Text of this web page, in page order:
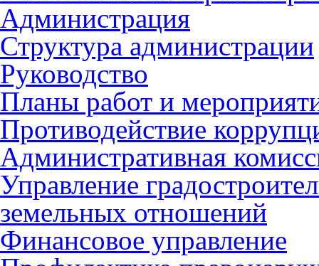
Администрация
Структура администрации
Руководство
Планы работ и
Противодействие
Административная
Управление
земельных отношений
Финансовое управление